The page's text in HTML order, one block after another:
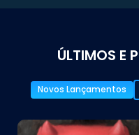
ÚLTIMOS E
Novos Lançamentos